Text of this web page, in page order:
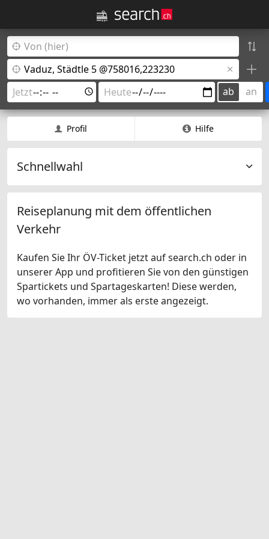
ab an
Profil Hilfe
Schnellwahl
Reiseplanung mit dem öffentlichen
Verkehr
Kaufen Sie Ihr ÖV-Ticket jetzt auf search.ch oder in
unserer App und profitieren Sie von den günstigen
Spartickets und Spartageskarten! Diese werden,
wo vorhanden, immer als erste angezeigt.